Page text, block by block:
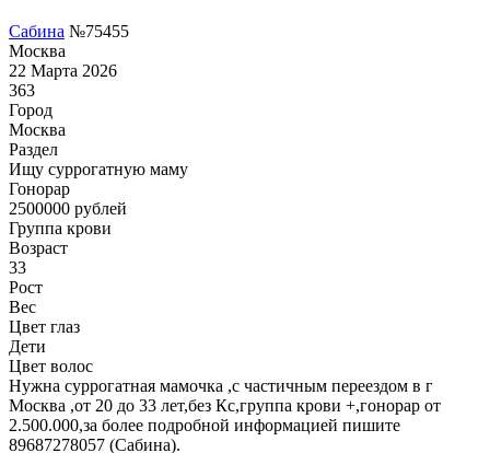
Сабина №75455
Москва
22 Марта 2026
363
Город
Москва
Раздел
Ищу суррогатную маму
Гонoрар
2500000 рублей
Группа крови
Возраст
33
Рост
Вес
Цвет глаз
Дети
Цвет волос
Нужна суррогатная мамочка ,с частичным переездом в г
Москва ,от 20 до 33 лет,без Кс,группа крови +,гонорар от
2.500.000,за более подробной информацией пишите
89687278057 (Сабина).